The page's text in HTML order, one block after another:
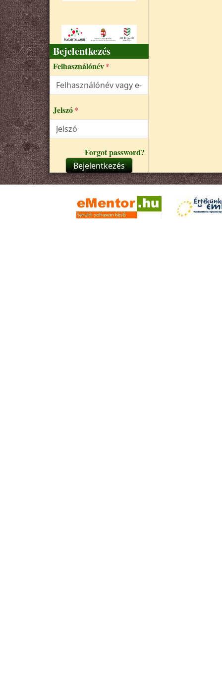
Bejelentkezés
Felhasználónév
Jelszó
Forgot password?
Bejelentkezés